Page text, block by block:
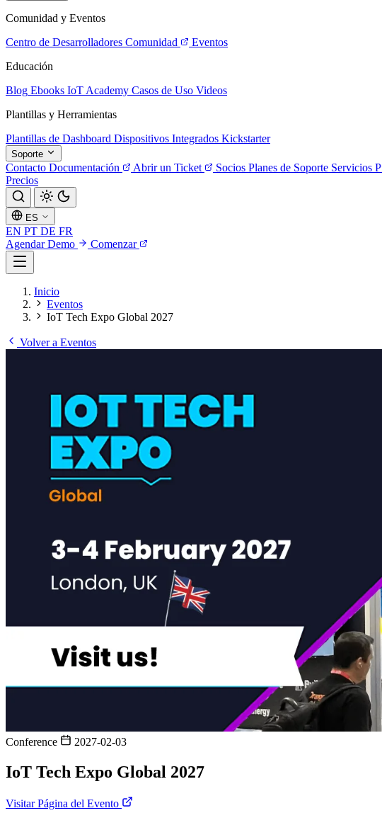
Comunidad y Eventos
Centro de Desarrolladores Comunidad
Eventos
Educación
Blog Ebooks IoT Academy Casos de Uso Videos
Plantillas y Herramientas
Plantillas de Dashboard Dispositivos Integrados Kickstarter
Soporte
Contacto Documentación Abrir un Ticket Socios Planes de Soporte Servicios
Precios
ES
EN PT DE FR
Agendar Demo
Comenzar
Inicio
Eventos
IoT Tech Expo Global 2027
Volver a Eventos
Conference 2027-02-03
IoT Tech Expo Global 2027
Visitar Página del Evento